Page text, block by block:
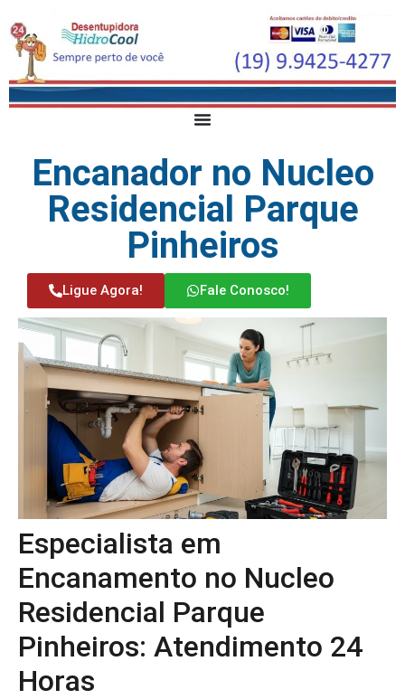
Encanador no Nucleo
Residencial Parque
Pinheiros
Ligue Agora! Fale Conosco!
Especialista em
Encanamento no Nucleo
Residencial Parque
Pinheiros: Atendimento 24
Horas